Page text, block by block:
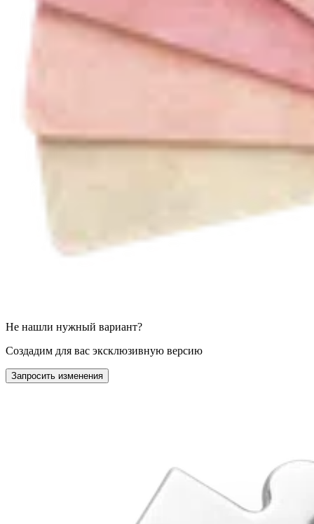
Не нашли нужный вариант?
Создадим для вас эксклюзивную версию
Запросить изменения